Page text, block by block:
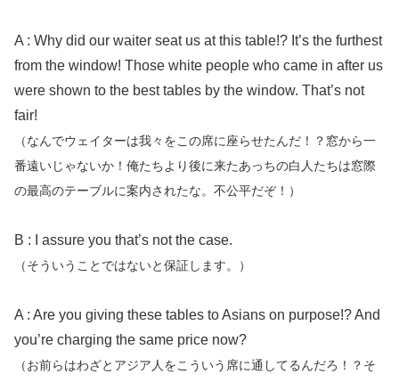
A : Why did our waiter seat us at this table!? It’s the furthest
from the window! Those white people who came in after us
were shown to the best tables by the window. That’s not
fair!
（なんでウェイターは我々をこの席に座らせたんだ！？窓から一
番遠いじゃないか！俺たちより後に来たあっちの白人たちは窓際
の最高のテーブルに案内されたな。不公平だぞ！）
B : I assure you that’s not the case.
（そういうことではないと保証します。）
A : Are you giving these tables to Asians on purpose!? And
you’re charging the same price now?
（お前らはわざとアジア人をこういう席に通してるんだろ！？そ